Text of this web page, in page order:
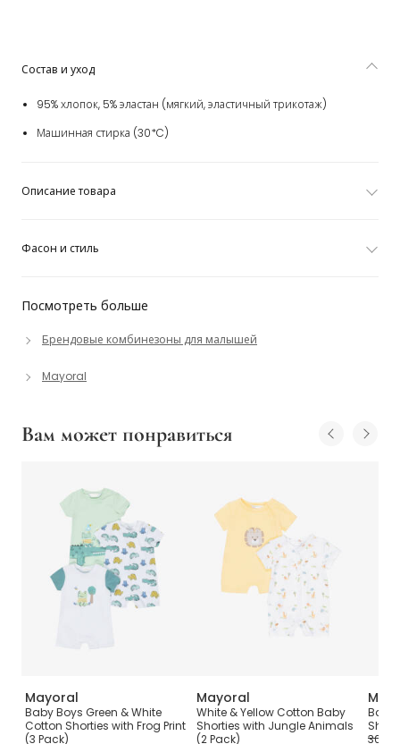
Посмотреть больше
Брендовые комбинезоны для малышей
Mayoral
Состав и уход
95% хлопок, 5% эластан (мягкий, эластичный трикотаж)
Машинная стирка (30*C)
Описание товара
Фасон и стиль
Вам может понравиться
Mayoral
Baby Boys Green & White
Cotton Shorties with Frog Print
(3 Pack)
Mayoral
White & Yellow Cotton Baby
Shorties with Jungle Animals
(2 Pack)
Baby
30,00